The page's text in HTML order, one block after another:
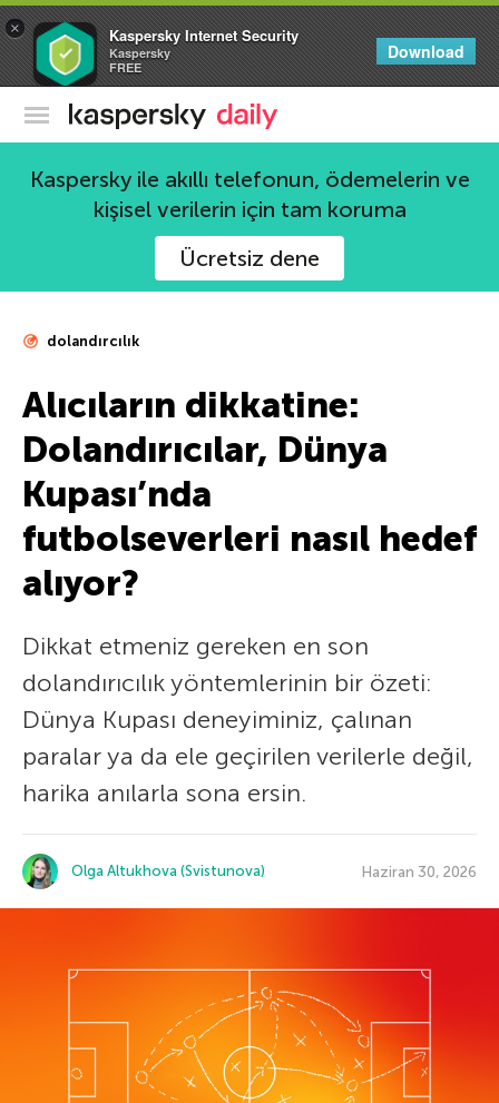
× Kaspersky Internet Security
Kaspersky
FREE
Download
Kaspersky Resmi Blogu
Kaspersky ile akıllı telefonun, ödemelerin ve
kişisel verilerin için tam koruma
Ücretsiz dene
dolandırcılık
Alıcıların dikkatine:
Dolandırıcılar, Dünya
Kupası’nda
futbolseverleri nasıl hedef
alıyor?
Dikkat etmeniz gereken en son
dolandırıcılık yöntemlerinin bir özeti:
Dünya Kupası deneyiminiz, çalınan
paralar ya da ele geçirilen verilerle değil,
harika anılarla sona ersin.
Olga Altukhova (Svistunova) Haziran 30, 2026